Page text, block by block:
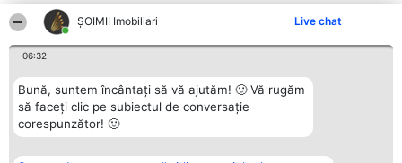
ȘOIMII Imobiliari Live chat
06:32
Bună, suntem încântați să vă ajutăm! 🙂 Vă rugăm
să faceți clic pe subiectul de conversație
corespunzător! 🙂